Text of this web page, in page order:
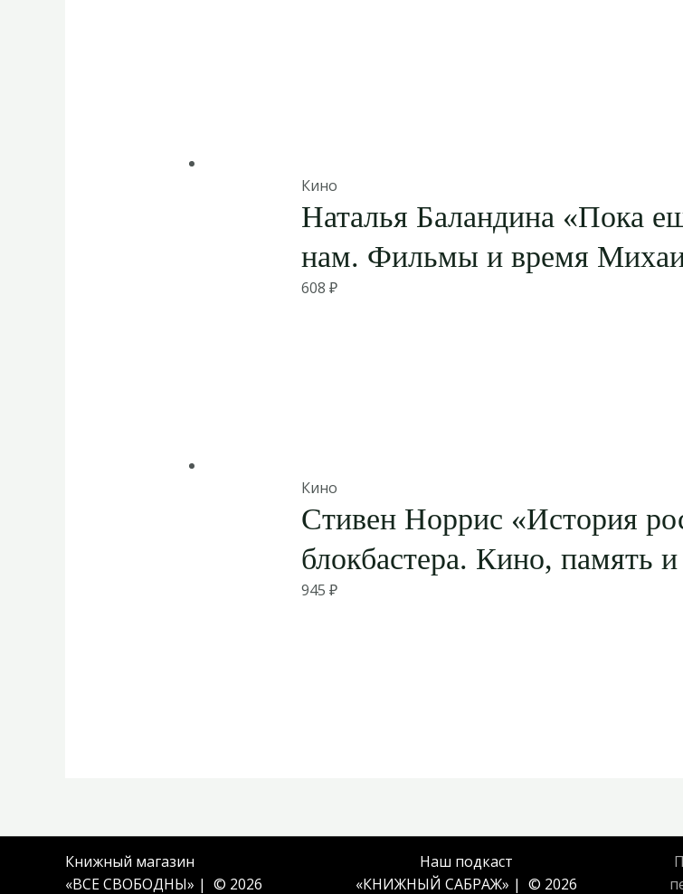
Кино
Наталья Баландина «Пока
нам. Фильмы и время
608₽
Кино
Стивен Норрис «История
блокбастера. Кино, память
945₽
Книжный магазин
«ВСЕ СВОБОДНЫ» | © 2026
Наш подкаст
«КНИЖНЫЙ САБРАЖ» | © 2026